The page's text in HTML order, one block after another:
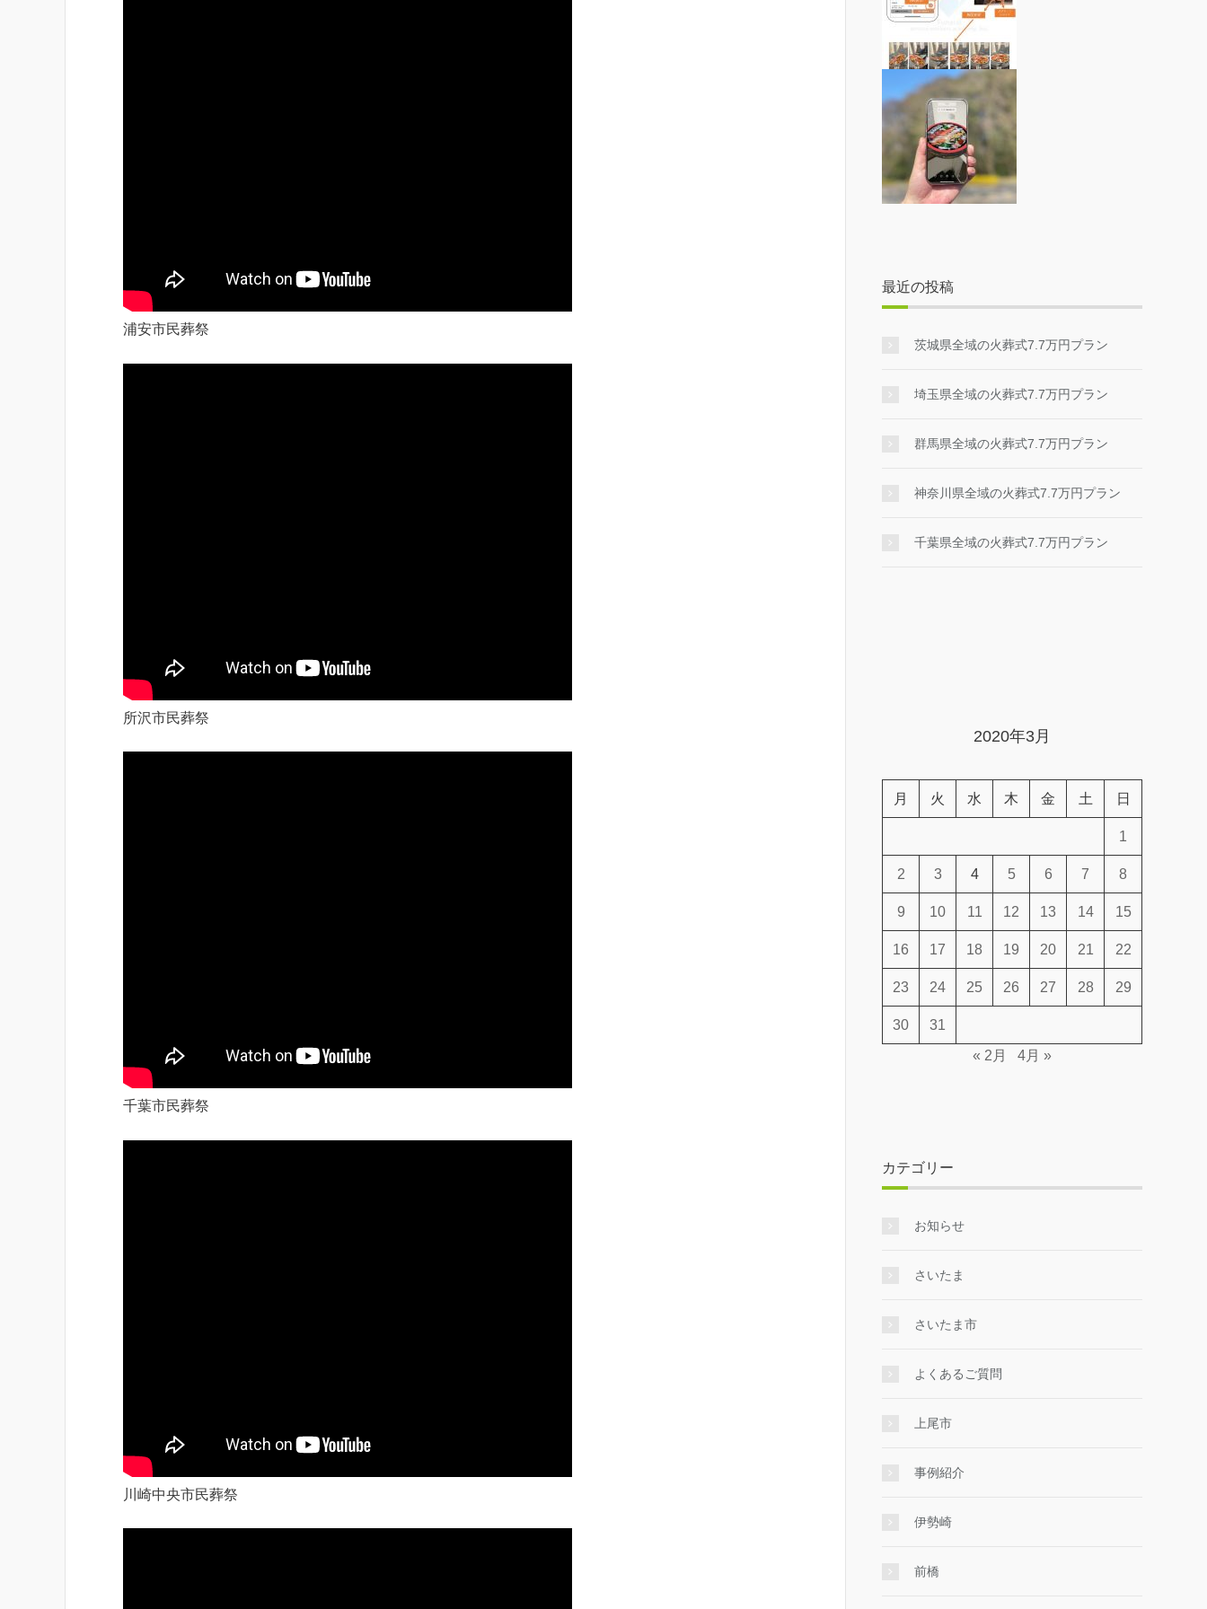
浦安市民葬祭
所沢市民葬祭
千葉市民葬祭
川崎中央市民葬祭
最近の投稿
茨城県全域の火葬式7.7万円プラン
埼玉県全域の火葬式7.7万円プラン
群馬県全域の火葬式7.7万円プラン
神奈川県全域の火葬式7.7万円プラン
千葉県全域の火葬式7.7万円プラン
2020年3月
月 火 水 木 金 土 日
1
2 3 4 5 6 7 8
9 10 11 12 13 14 15
16 17 18 19 20 21 22
23 24 25 26 27 28 29
30
31
« 2月
4月 »
カテゴリー
お知らせ
さいたま
さいたま市
よくあるご質問
上尾市
事例紹介
伊勢崎
前橋